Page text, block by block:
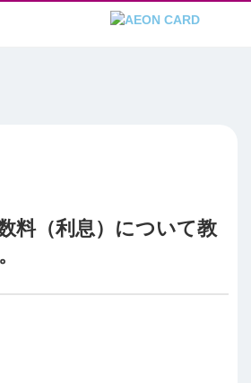
料（利息）について教